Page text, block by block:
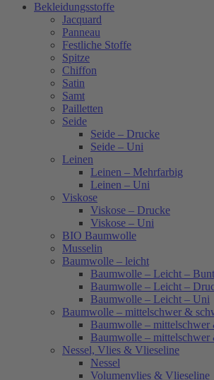
Bekleidungsstoffe
Jacquard
Panneau
Festliche Stoffe
Spitze
Chiffon
Satin
Samt
Pailletten
Seide
Seide – Drucke
Seide – Uni
Leinen
Leinen – Mehrfarbig
Leinen – Uni
Viskose
Viskose – Drucke
Viskose – Uni
BIO Baumwolle
Musselin
Baumwolle – leicht
Baumwolle – Leicht –
Baumwolle – Leicht –
Baumwolle – Leicht – Uni
Baumwolle – mittelschwer &
Baumwolle –
Baumwolle –
Nessel, Vlies & Vlieseline
Nessel
Volumenvlies & Vlieseline